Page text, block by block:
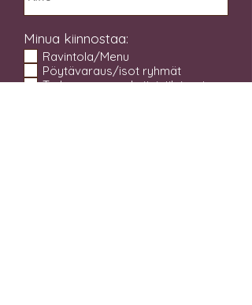
Minua kiinnostaa:
Ravintola/Menu
Pöytävaraus/isot ryhmät
Terhon varaus yksityistilaisuuteen